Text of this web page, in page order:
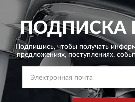
ПОДПИСКА
Подпишись, чтобы получать
предложениях, поступлениях,